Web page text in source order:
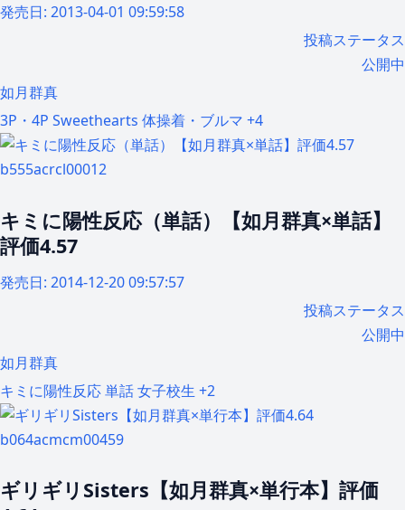
発売日: 2013-04-01 09:59:58
投稿ステータス
公開中
如月群真
3P・4P Sweethearts 体操着・ブルマ +4
b555acrcl00012
キミに陽性反応（単話）【如月群真×単話】
評価4.57
発売日: 2014-12-20 09:57:57
投稿ステータス
公開中
如月群真
キミに陽性反応単話女子校生 +2
b064acmcm00459
ギリギリSisters【如月群真×単行本】評価